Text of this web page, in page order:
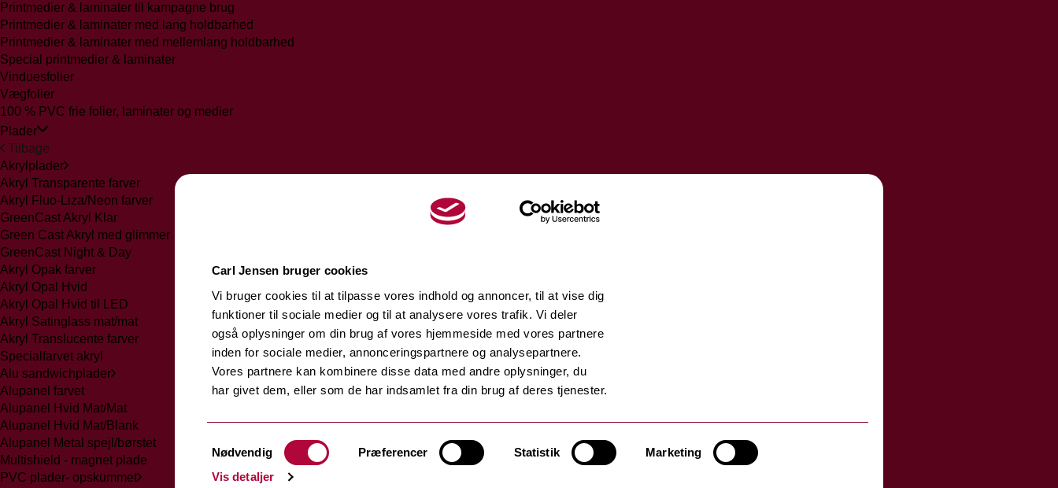
Carl Jensen bruger cookies
Vi bruger cookies til at tilpasse vores indhold og annoncer, til at vise dig
funktioner til sociale medier og til at analysere vores trafik. Vi deler
også oplysninger om din brug af vores hjemmeside med vores partnere
inden for sociale medier, annonceringspartnere og analysepartnere.
Vores partnere kan kombinere disse data med andre oplysninger, du
har givet dem, eller som de har indsamlet fra din brug af deres tjenester.
Samtykkevalg
Nødvendig Præferencer Statistik
Marketing
Vis detaljer
Printmedier & laminater til kampagne brug
Printmedier & laminater med lang holdbarhed
Printmedier & laminater med mellemlang holdbarhed
Special printmedier & laminater
Vinduesfolier
Vægfolier
100 % PVC frie folier, laminater og medier
Plader
Tilbage
Akrylplader
Akryl Transparente farver
Akryl Fluo-Liza/Neon farver
GreenCast Akryl Klar
Green Cast Akryl med glimmer
GreenCast Night & Day
Akryl Opak farver
Akryl Opal Hvid
Akryl Opal Hvid til LED
Akryl Satinglass mat/mat
Akryl Translucente farver
Specialfarvet akryl
Alu sandwichplader
Alupanel farvet
Alupanel Hvid Mat/Mat
Alupanel Hvid Mat/Blank
Alupanel Metal spejl/børstet
Multishield - magnet plade
PVC plader- opskummet